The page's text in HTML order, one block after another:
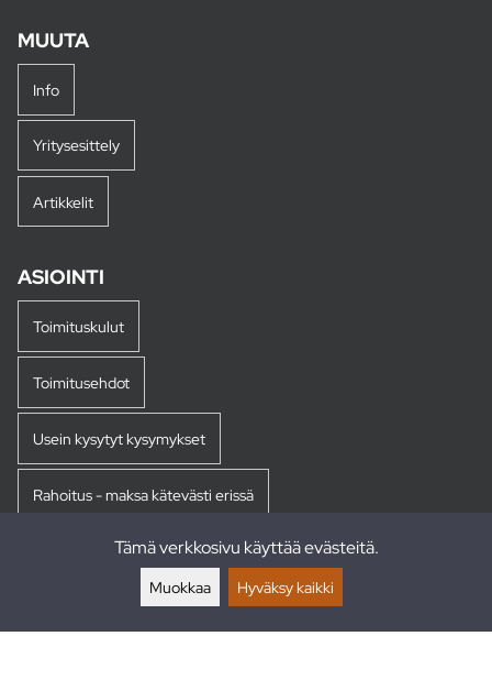
MUUTA
Info
Yritysesittely
Artikkelit
ASIOINTI
Toimituskulut
Toimitusehdot
Usein kysytyt kysymykset
Rahoitus - maksa kätevästi erissä
Tämä verkkosivu käyttää evästeitä.
Muokkaa Hyväksy kaikki